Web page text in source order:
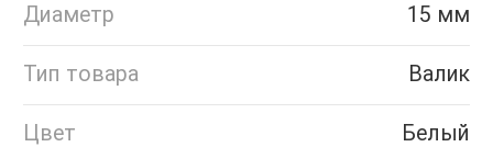
Диаметр 15 мм
Тип товара Валик
Цвет Белый